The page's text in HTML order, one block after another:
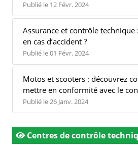
Publié le 12 Févr. 2024
Assurance et contrôle technique
en cas d’accident ?
Publié le 01 Févr. 2024
Motos et scooters : découvrez
mettre en conformité avec le
Publié le 26 Janv. 2024
Centres de contrôle